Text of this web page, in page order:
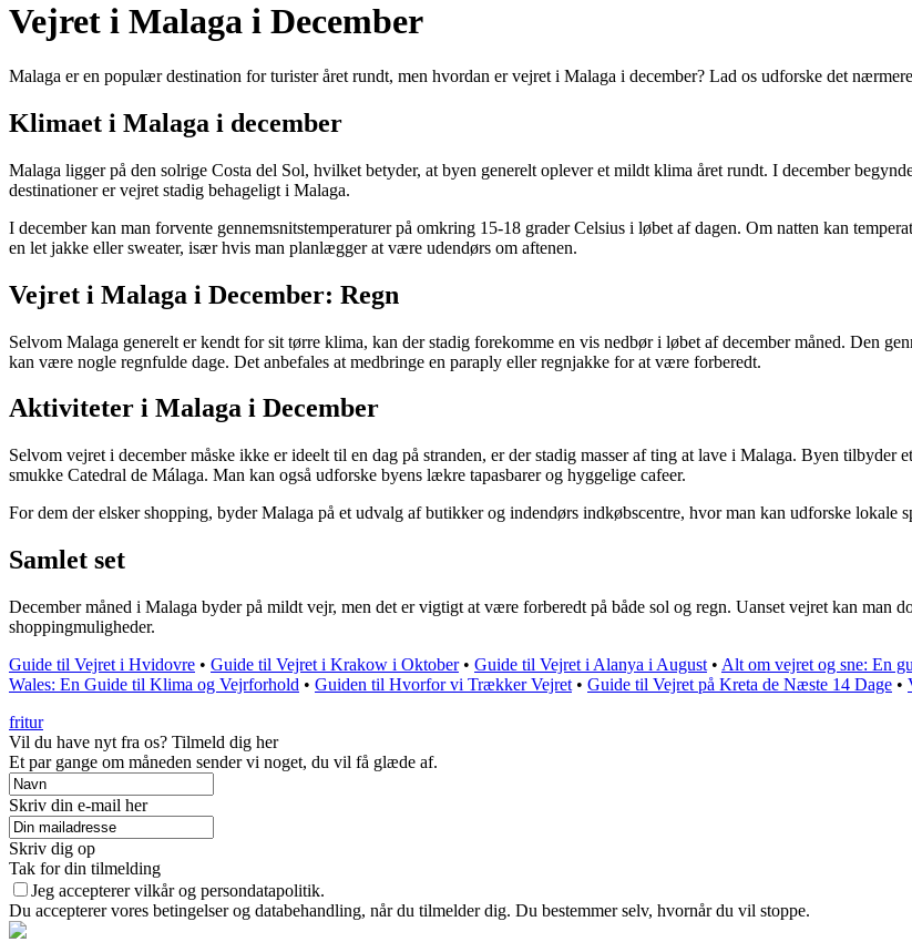
Vejret i Malaga i December
Malaga er en populær destination for turister året rundt, men hvordan er vejret i Malaga i december? Lad os udforske det
Klimaet i Malaga i december
Malaga ligger på den solrige Costa del Sol, hvilket betyder, at byen generelt oplever et mildt klima året rundt. I december
destinationer er vejret stadig behageligt i Malaga.
I december kan man forvente gennemsnitstemperaturer på omkring 15-18 grader Celsius i løbet af dagen. Om natten kan
en let jakke eller sweater, især hvis man planlægger at være udendørs om aftenen.
Vejret i Malaga i December: Regn
Selvom Malaga generelt er kendt for sit tørre klima, kan der stadig forekomme en vis nedbør i løbet af december måned. Den
kan være nogle regnfulde dage. Det anbefales at medbringe en paraply eller regnjakke for at være forberedt.
Aktiviteter i Malaga i December
Selvom vejret i december måske ikke er ideelt til en dag på stranden, er der stadig masser af ting at lave i Malaga. Byen
smukke Catedral de Málaga. Man kan også udforske byens lækre tapasbarer og hyggelige cafeer.
For dem der elsker shopping, byder Malaga på et udvalg af butikker og indendørs indkøbscentre, hvor man kan udforske lokale
Samlet set
December måned i Malaga byder på mildt vejr, men det er vigtigt at være forberedt på både sol og regn. Uanset vejret kan
shoppingmuligheder.
Guide til Vejret i Hvidovre • Guide til Vejret i Krakow i Oktober• Guide til Vejret i Alanya i August • Alt om vejret og sne: En
Wales: En Guide til Klima og Vejrforhold • Guiden til Hvorfor vi Trækker Vejret • Guide til Vejret på Kreta de Næste 14 Dage •
fritur
Vil du have nyt fra os? Tilmeld dig her
Et par gange om måneden sender vi noget, du vil få glæde af.
Skriv din e-mail her
Skriv dig op
Tak for din tilmelding
Jeg accepterer vilkår og persondatapolitik.
Du accepterer vores betingelser og databehandling, når du tilmelder dig. Du bestemmer selv, hvornår du vil stoppe.